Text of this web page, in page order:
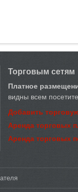
Торговым сетям
Платное
видны всем
Добавить
Аренда торговых
Аренда торговых